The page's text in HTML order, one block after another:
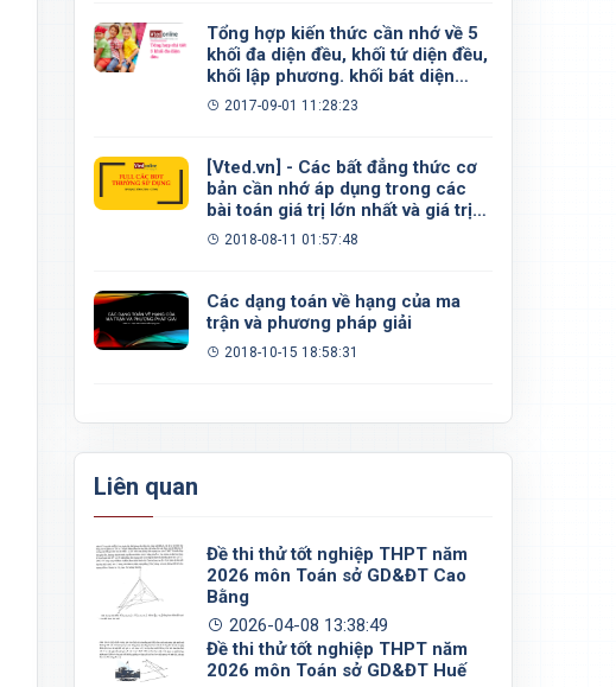
Tổng hợp kiến thức cần nhớ về 5
khối đa diện đều, khối tứ diện đều,
khối lập phương. khối bát diện
đều, khối 12 mặt đều, khối 20 mặt
2017-09-01 11:28:23
[Vted.vn] - Các bất đẳng thức cơ
bản cần nhớ áp dụng trong các
bài toán giá trị lớn nhất và giá trị
nhỏ nhất
2018-08-11 01:57:48
Các dạng toán về hạng của ma
trận và phương pháp giải
2018-10-15 18:58:31
Liên quan
Đề thi thử tốt nghiệp THPT năm
2026 môn Toán sở GD&ĐT Cao
Bằng
2026-04-08 13:38:49
Đề thi thử tốt nghiệp THPT năm
2026 môn Toán sở GD&ĐT Huế